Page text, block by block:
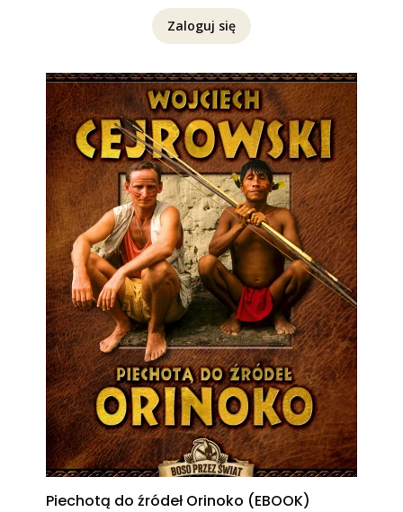
Zaloguj się
Piechotą do źródeł Orinoko (EBOOK)